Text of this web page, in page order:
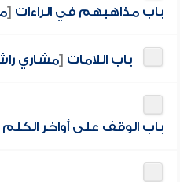
باب مذاهبهم في الراءات [
باب اللامات [مشاري
باب الوقف على أواخر الكلم